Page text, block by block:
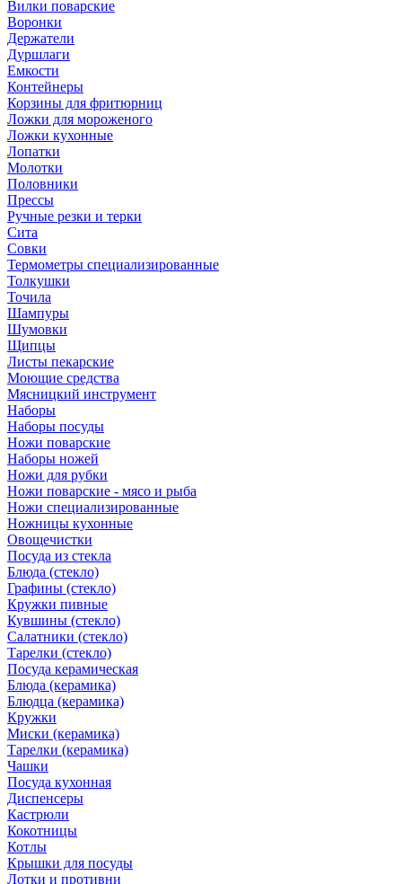
Вилки поварские
Воронки
Держатели
Дуршлаги
Емкости
Контейнеры
Корзины для фритюрниц
Ложки для мороженого
Ложки кухонные
Лопатки
Молотки
Половники
Прессы
Ручные резки и терки
Сита
Совки
Термометры специализированные
Толкушки
Точила
Шампуры
Шумовки
Щипцы
Листы пекарские
Моющие средства
Мясницкий инструмент
Наборы
Наборы посуды
Ножи поварские
Наборы ножей
Ножи для рубки
Ножи поварские - мясо и рыба
Ножи специализированные
Ножницы кухонные
Овощечистки
Посуда из стекла
Блюда (стекло)
Графины (стекло)
Кружки пивные
Кувшины (стекло)
Салатники (стекло)
Тарелки (стекло)
Посуда керамическая
Блюда (керамика)
Блюдца (керамика)
Кружки
Миски (керамика)
Тарелки (керамика)
Чашки
Посуда кухонная
Диспенсеры
Кастрюли
Кокотницы
Котлы
Крышки для посуды
Лотки и противни